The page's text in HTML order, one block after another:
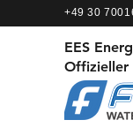
+49 30
EES
Offizieller